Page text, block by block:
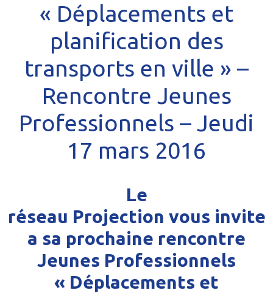
« Déplacements et
planification des
transports en ville » –
Rencontre Jeunes
Professionnels – Jeudi
17 mars 2016
Le
réseau Projection vous invite
a sa prochaine rencontre
Jeunes Professionnels
« Déplacements et